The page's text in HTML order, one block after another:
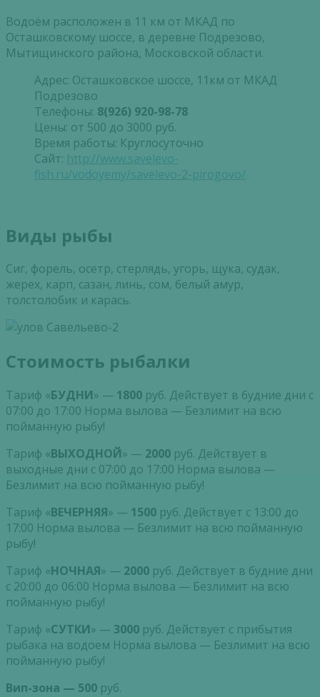
Водоём расположен в 11 км от МКАД по
Осташковскому шоссе, в деревне Подрезово,
Мытищинского района, Московской области.
Адрес: Осташковское шоссе, 11км от МКАД
Подрезово
Телефоны: 8(926) 920-98-78
Цены: от 500 до 3000 руб.
Время работы: Круглосуточно
Сайт: http://www.savelevo-
fish.ru/vodoyemy/savelevo-2-pirogovo/
Виды рыбы
Сиг, форель, осетр, стерлядь, угорь, щука, судак,
жерех, карп, сазан, линь, сом, белый амур,
толстолобик и карась.
Стоимость рыбалки
Тариф «БУДНИ» — 1800 руб. Действует в будние дни с
07:00 до 17:00 Норма вылова — Безлимит на всю
пойманную рыбу!
Тариф «ВЫХОДНОЙ» — 2000 руб. Действует в
выходные дни с 07:00 до 17:00 Норма вылова —
Безлимит на всю пойманную рыбу!
Тариф «ВЕЧЕРНЯЯ» — 1500 руб. Действует с 13:00 до
17:00 Норма вылова — Безлимит на всю пойманную
рыбу!
Тариф «НОЧНАЯ» — 2000 руб. Действует в будние дни
с 20:00 до 06:00 Норма вылова — Безлимит на всю
пойманную рыбу!
Тариф «СУТКИ» — 3000 руб. Действует с прибытия
рыбака на водоем Норма вылова — Безлимит на всю
пойманную рыбу!
Вип-зона — 500 руб.